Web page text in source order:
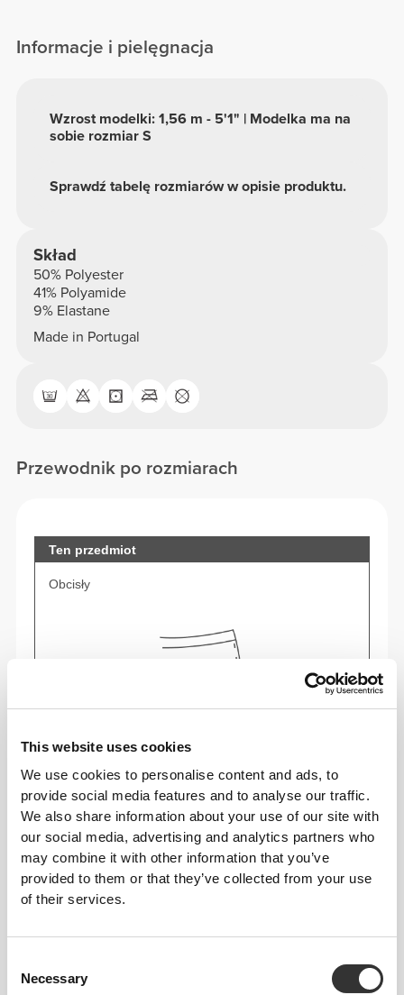
This website uses cookies
We use cookies to personalise content and ads, to
provide social media features and to analyse our traffic.
We also share information about your use of our site with
our social media, advertising and analytics partners who
may combine it with other information that you’ve
provided to them or that they’ve collected from your use
of their services.
Selection
Necessary
Informacje i pielęgnacja
Sprawdź tabelę rozmiarów w opisie produktu.
Wzrost modelki: 1,56 m - 5'1" | Modelka ma na
sobie rozmiar S
Skład
50% Polyester
41% Polyamide
9% Elastane
Made in Portugal
Przewodnik po rozmiarach
Ten przedmiot
Obcisły
Poczuj swoje ciało przy każdym ruchu. To
bardziej dopasowane ubranie podkreśla Twoją
sylwetkę.
Zwykły